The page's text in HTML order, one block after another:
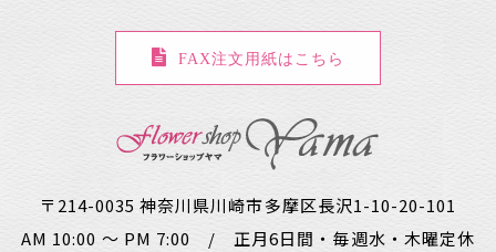
FAX注文用紙はこちら
〒214-0035 神奈川県川崎市多摩区長沢1-10-20-101
AM 10:00 ～ PM 7:00 / 正月6日間・毎週水・木曜定休